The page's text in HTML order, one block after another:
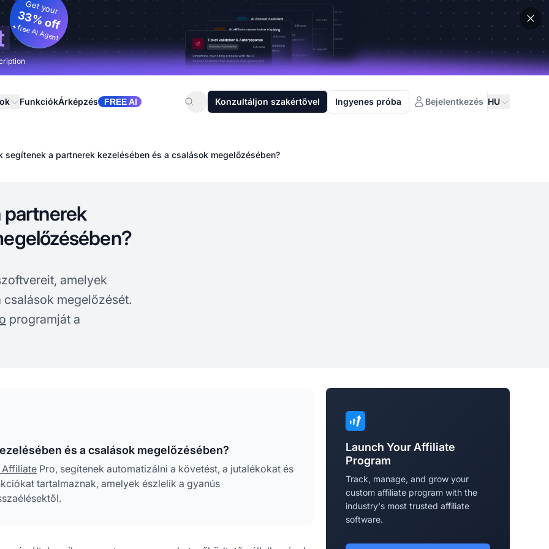
Get your
33% off
+ free AI Agent
FunkciókÁrképzés FREE AI Konzultáljon szakértővel Ingyenes próba Bejelentkezés HU
segítenek a partnerek kezelésében és a csalások megelőzésében?
partnerek
amelyek
megelőzését.
programját a
és a csalások megelőzésében?
Affiliate Pro, segítenek automatizálni a követést, a jutalékokat és
tartalmaznak, amelyek észlelik a gyanús
Launch Your Affiliate
Program
Track, manage, and grow your
custom affiliate program with the
industry's most trusted affiliate
software.